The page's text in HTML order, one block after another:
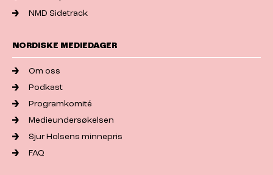
NMD Sidetrack
NORDISKE MEDIEDAGER
Om oss
Podkast
Programkomité
Medieundersøkelsen
Sjur Holsens minnepris
FAQ